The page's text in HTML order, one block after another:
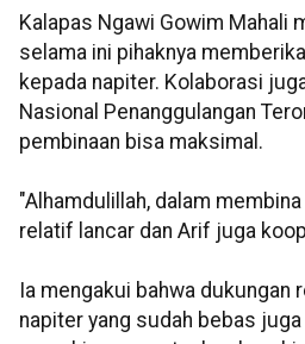
Kalapas Ngawi Gowim Mahali
selama ini pihaknya
kepada napiter. Kolaborasi
Nasional Penanggulangan
pembinaan bisa maksimal.
"Alhamdulillah, dalam
relatif lancar dan Arif juga
Ia mengakui bahwa dukungan
napiter yang sudah bebas